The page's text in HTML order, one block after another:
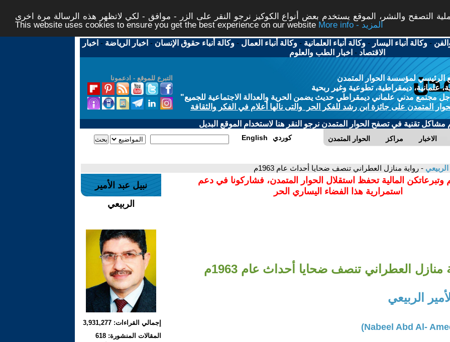
التصفح والنشر، الموقع يستخدم بعض أنواع الكوكيز نرجو النقر على الزر - موافق - لكي لاتظهر هذه الرسالة مرة اخرى -
This website uses cookies to ensure you get the best experience on our website
More info - المزيد
-وكالة أنباء اليسار -وكالة أنباء العلمانية -وكالة أنباء العمال -وكالة أنباء حقوق الإنسان - اخبار الرياضة - اخبار
الاقتصاد - اخبار الطب والعلوم
التبرع للموقع - ادعمونا
الرئيسي لمؤسسة الحوار المتمدن
علمانية، ديمقراطية، تطوعية وغير ربحية
مجتمع مدني علماني ديمقراطي حديث يضمن الحرية والعدالة الاجتماعية للجميع"
المتمدن على جائزة ابن رشد للفكر الحر والتى نالها أعلام في الفكر والثقافة
مشاكل تقنية في تصفح الحوار المتمدن نرجو النقر هنا لاستخدام الموقع البديل
الحوار المتمدن مراكز الاخبار English كوردي
- رواية منازل العطراني تنصف ضحايا أحداث عام 1963م
وتبرعاتكن المالية تحفظ استقلال الحوار المتمدن، فشاركونا في دعم
استمرارية هذا الفضاء اليساري الحر
منازل العطراني تنصف ضحايا أحداث عام 1963م
الربيعي
نبيل عبد الأمير
الربيعي
إجمالي القراءات: 3,931,277
المقالات المنشورة: 618